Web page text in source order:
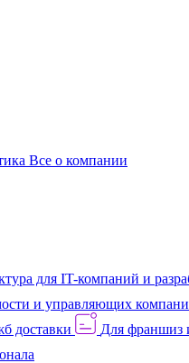
Все о компании
для IT-компаний и
и управляющих
доставки
Для франшиз